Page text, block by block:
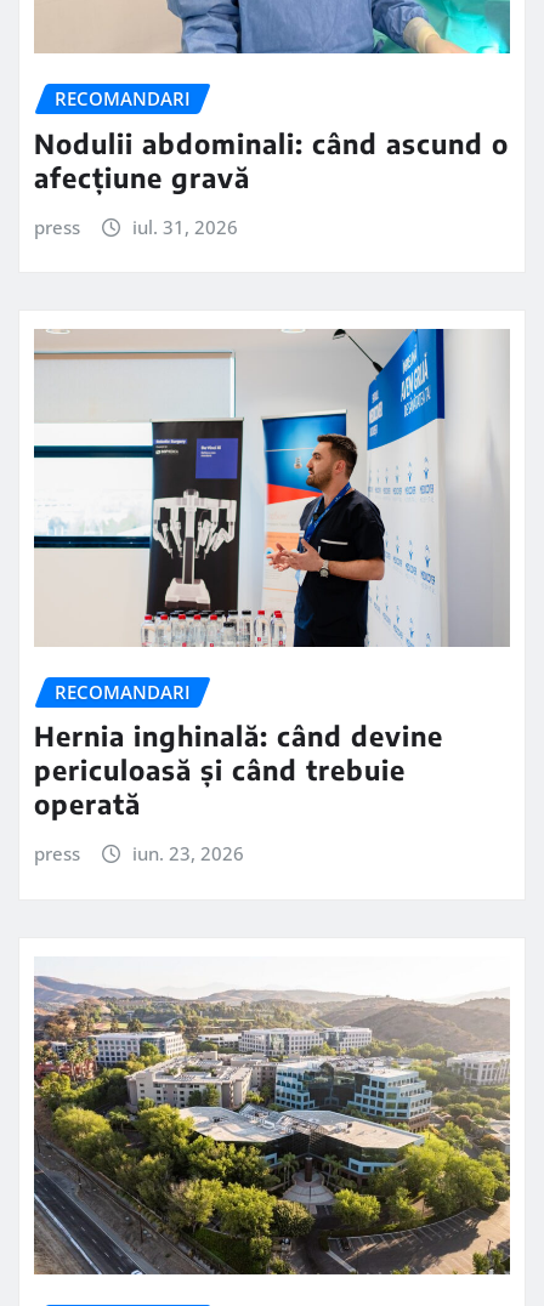
RECOMANDARI
Nodulii abdominali: când ascund o
afecțiune gravă
press iul. 31, 2026
RECOMANDARI
Hernia inghinală: când devine
periculoasă și când trebuie
operată
press iun. 23, 2026